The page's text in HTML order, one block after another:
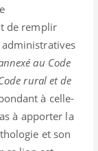
de remplir
administratives
au Code
rural et de
à celle-
à apporter la
et son
1
os
qui